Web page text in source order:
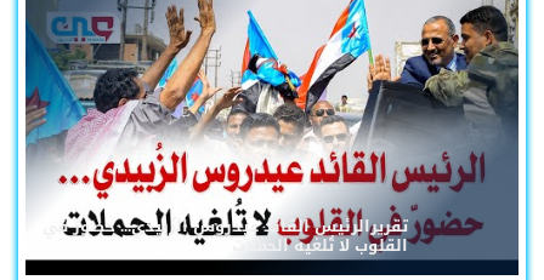
تقريرالرئيس القائد عيدروس الزُبيدي... حضورٌ في
القلوب لا تُلغيه الحملات